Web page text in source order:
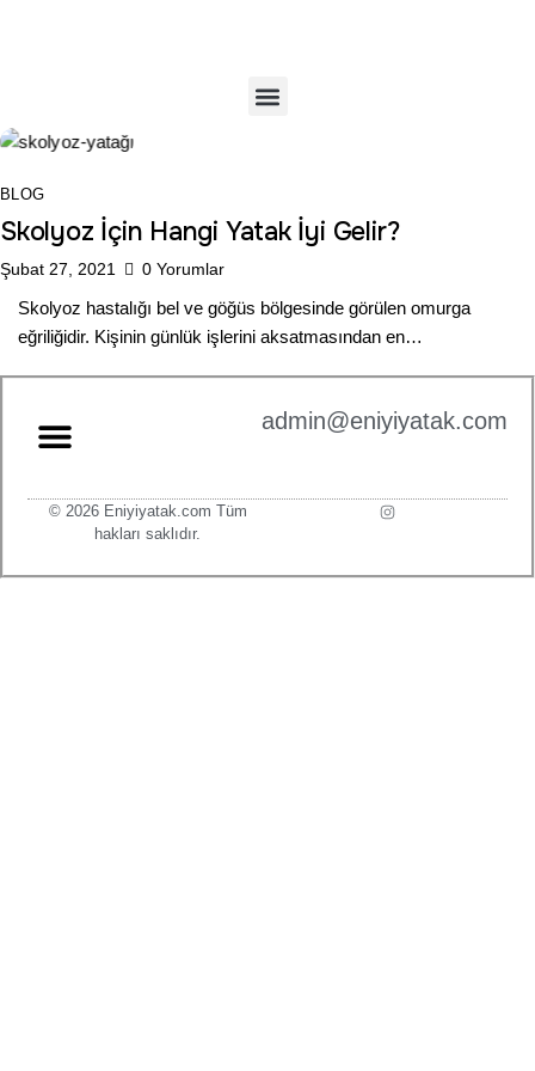
BLOG
Skolyoz İçin Hangi Yatak İyi Gelir?
Şubat 27, 2021 0 Yorumlar
Skolyoz hastalığı bel ve göğüs bölgesinde görülen omurga
eğriliğidir. Kişinin günlük işlerini aksatmasından en…
admin@eniyiyatak.com
© 2026 Eniyiyatak.com Tüm
hakları saklıdır.